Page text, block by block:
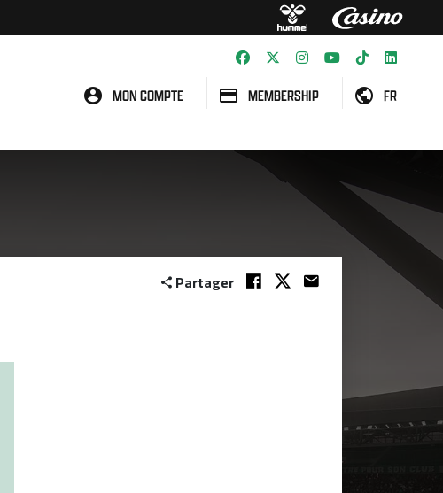
MON COMPTE MEMBERSHIP FR
Partager